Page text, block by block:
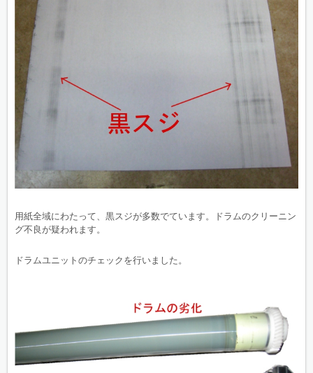
用紙全域にわたって、黒スジが多数でています。ドラムのクリーニン
グ不良が疑われます。
ドラムユニットのチェックを行いました。